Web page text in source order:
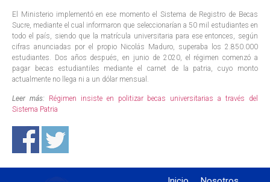
El Ministerio implementó en ese momento el Sistema de Registro de Becas
Sucre, mediante el cual informaron que seleccionarían a 50 mil estudiantes en
todo el país, siendo que la matrícula universitaria para ese entonces, según
cifras anunciadas por el propio Nicolás Maduro, superaba los 2.850.000
estudiantes. Dos años después, en junio de 2020, el régimen comenzó a
pagar becas estudiantiles mediante el carnet de la patria, cuyo monto
actualmente no llega ni a un dólar mensual.
Leer más: Régimen insiste en politizar becas universitarias a través del
Sistema Patria